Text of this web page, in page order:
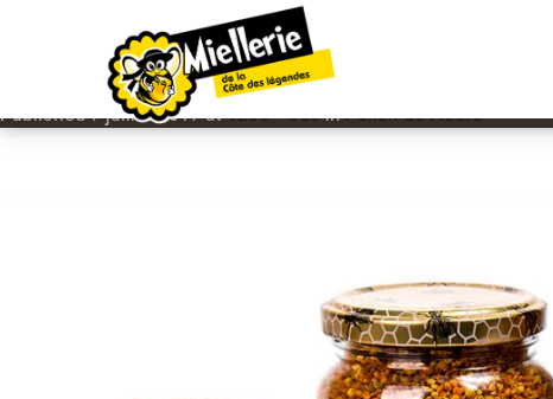
IMAGE NAVIGATION
POLLEN DE FLEURS
Published7 juillet 2017at1280 × 853inPollen de Fleurs